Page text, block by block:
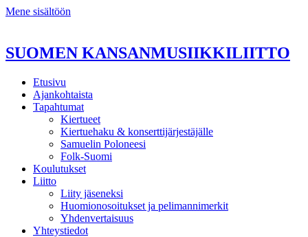
Mene sisältöön
SUOMEN KANSANMUSIIKKILIITTO
Etusivu
Ajankohtaista
Tapahtumat
Kiertueet
Kiertuehaku & konserttijärjestäjälle
Samuelin Poloneesi
Folk-Suomi
Koulutukset
Liitto
Liity jäseneksi
Huomionosoitukset ja pelimannimerkit
Yhdenvertaisuus
Yhteystiedot